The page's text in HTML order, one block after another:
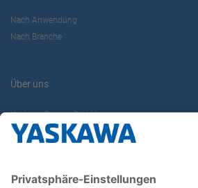
Nach Anwendung
Nach Branche
Über uns
Yaskawa Europe GmbH
Karriere
Newsletter